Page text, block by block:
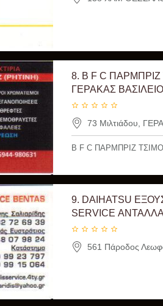
8. B F C
ΓΕΡΑΚΑΣ
73 Μιλτιάδου,
B F C ΠΑΡΜΠΡΙΖ
9. DAIHATSU
SERVICE
561 Πάροδος